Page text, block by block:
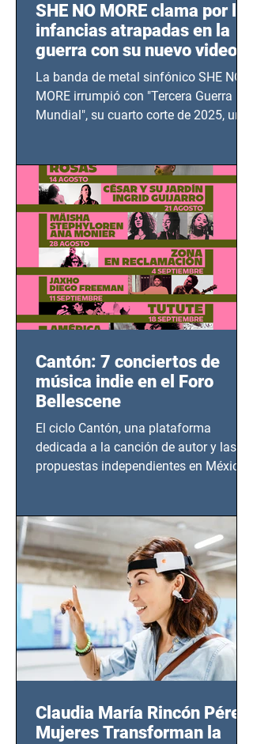
SHE NO MORE clama por las
infancias atrapadas en la
guerra con su nuevo video
TERCERA GUERRA
MUNDIAL
La banda de metal sinfónico SHE NO
MORE irrumpió con "Tercera Guerra
Mundial", su cuarto corte de 2025, un
bélicos.
Cantón: 7 conciertos de
música indie en el Foro
Bellescene
El ciclo Cantón, una plataforma
dedicada a la canción de autor y las
propuestas independientes en México,
CDMX), todos los miércoles a partir del
14 de agosto al 25 de septiembre, a las
20:00 horas.
Claudia María Rincón Pérez:
Mujeres Transforman la